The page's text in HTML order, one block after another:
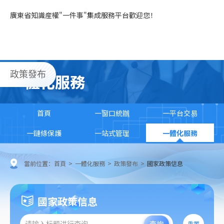
廣東省知識産權"一件事"集成服務平台歡迎您！
一體化服務
首頁 一窗口統辦
一平台交易
一鏈條保護
一站式管理 一體化服務
政策發布
當前位置： 首頁 > 一體化服務 > 政策發布 > 國家政策信息
國家政策信息